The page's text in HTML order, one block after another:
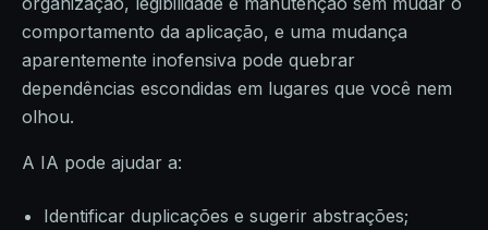
comportamento da aplicação, e uma mudança
aparentemente inofensiva pode quebrar
dependências escondidas em lugares que você nem
olhou.
A IA pode ajudar a:
Identificar duplicações e sugerir abstrações;